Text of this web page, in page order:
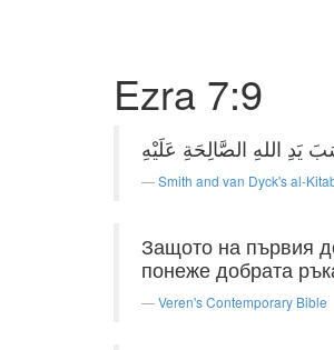
Ezra 7:9
Smith and van Dyck's al-
Защото на първия
понеже добрата
Veren's Contemporary Bible